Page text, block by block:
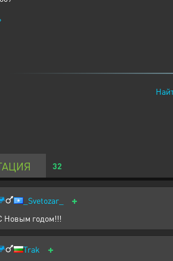
32
_Svetozar_ +
Новым годом!!!
Trak +